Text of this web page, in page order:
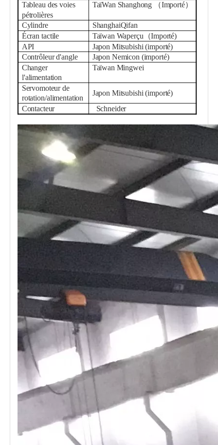
Tableau des voies
pétrolières
TaïWan Shanghong （Importé）
Cylindre ShanghaiQifan
Écran tactile Taïwan Waperçu （Importé)
API
Japon Mitsubishi (importé)
Contrôleur d'angle
Japon Nemicon (importé)
Changer
l'alimentation
Taïwan Mingwei
Servomoteur de
rotation/alimentation
Japon Mitsubishi (importé)
Contacteur
Schneider